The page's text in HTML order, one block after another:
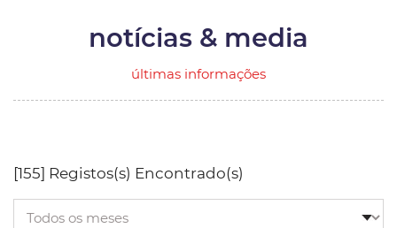
notícias & media
últimas informações
[155] Registos(s) Encontrado(s)